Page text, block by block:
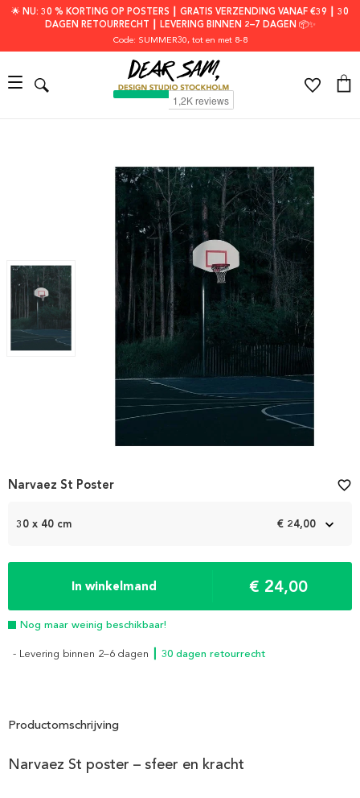
🌟 NU: 30 % KORTING OP POSTERS ┃ GRATIS VERZENDING VANAF €39 ┃ 30
DAGEN RETOURRECHT ┃ LEVERING BINNEN 2–7 DAGEN 📦✨
Code: SUMMER30, tot en met 8-8
30 x 40 cm € 24,00
In winkelmand € 24,00
Nog maar weinig beschikbaar!
- Levering binnen 2–6 dagen ┃ 30 dagen retourrecht
Narvaez St Poster favorite_border
Productomschrijving
Narvaez St poster – sfeer en kracht